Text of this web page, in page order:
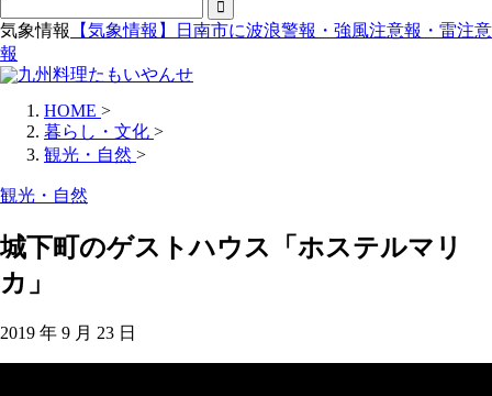
気象情報
【気象情報】日南市に波浪警報・強風注意報・雷注意
報
HOME >
暮らし・文化 >
観光・自然 >
観光・自然
城下町のゲストハウス「ホステルマリ
カ」
2019 年 9 月 23 日